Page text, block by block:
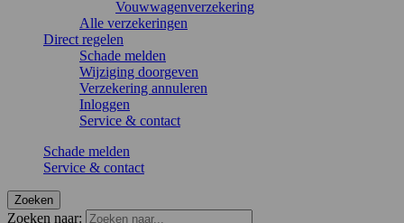
Vouwwagenverzekering
Alle verzekeringen
Direct regelen
Schade melden
Wijziging doorgeven
Verzekering annuleren
Inloggen
Service & contact
Schade melden
Service & contact
Zoeken
Zoeken naar: